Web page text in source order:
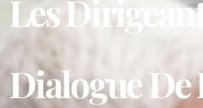
Les
Dialogue De